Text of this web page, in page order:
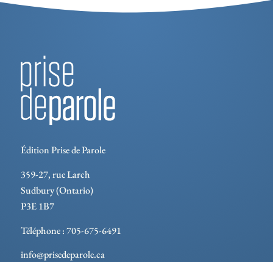
Édition Prise de Parole
359-27, rue Larch
Sudbury (Ontario)
P3E 1B7
Téléphone : 705-675-6491
info@prisedeparole.ca